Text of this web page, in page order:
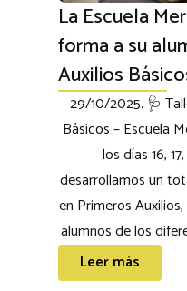
La Escuela
forma a su
Auxilios
29/10/2025. 🩺
Básicos – Escuela
los días 16,
desarrollamos un
en Primeros
alumnos de los
Leer más